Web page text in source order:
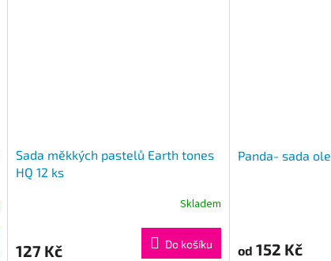
Sada měkkých pastelů Earth tones
HQ 12 ks
Skladem
127 Kč Do košíku
Panda- sada
od 152 Kč